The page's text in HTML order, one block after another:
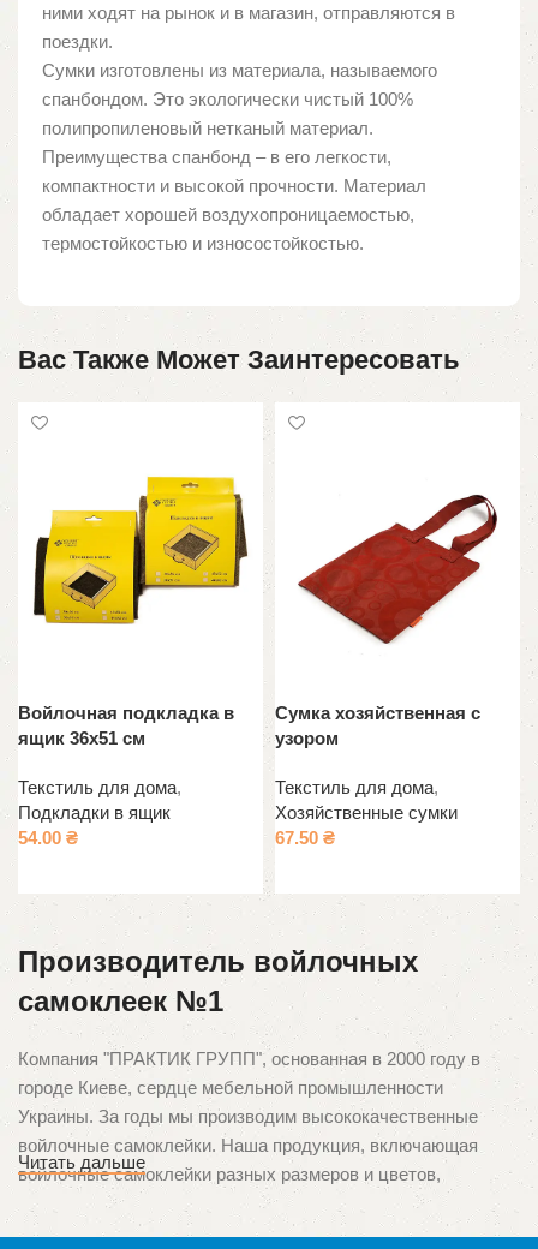
ними ходят на рынок и в магазин, отправляются в
поездки.
Сумки изготовлены из материала, называемого
спанбондом. Это экологически чистый 100%
полипропиленовый нетканый материал.
Преимущества спанбонд – в его легкости,
компактности и высокой прочности. Материал
обладает хорошей воздухопроницаемостью,
термостойкостью и износостойкостью.
Вас Также Может Заинтересовать
Войлочная подкладка в
ящик 36х51 см
Текстиль для дома,
Подкладки в ящик
54.00 ₴
Сумка хозяйственная с
узором
Текстиль для дома,
Хозяйственные сумки
67.50 ₴
Производитель войлочных
самоклеек №1
Компания "ПРАКТИК ГРУПП", основанная в 2000 году в
городе Киеве, сердце мебельной промышленности
Украины. За годы мы производим высококачественные
войлочные самоклейки. Наша продукция, включающая
войлочные самоклейки разных размеров и цветов,
зарекомендовала себя среди клиентов благодаря
непревзойденному качеству и ориентации на потребности
Читать дальше